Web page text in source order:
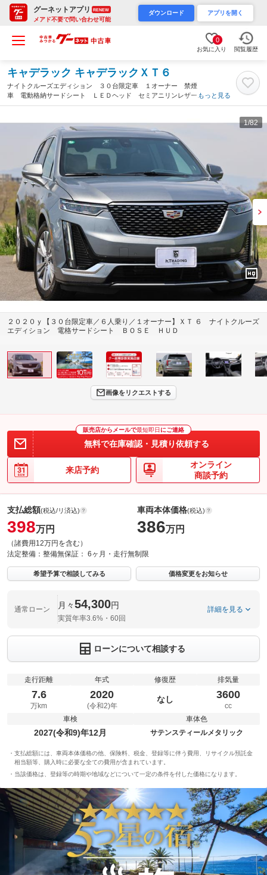
グーネットアプリ RENEW
メアド不要で問い合わせ可能
ダウンロード アプリを開く
0
お気に入り 閲覧履歴
キャデラック キャデラックＸＴ６
ナイトクルーズエディション ３０台限定車 １オーナー 禁煙
車 電動格納サードシート ＬＥＤヘッド セミアニリンレザー
ベンチレーター パノラマＳＲ ストリーミングナビ 全方位カメ
もっと見る
1/82
２０２０ｙ【３０台限定車／６人乗り／１オーナー】ＸＴ ６ ナイトクルーズ
エディション 電格サードシート ＢＯＳＥ ＨＵＤ
画像をリクエストする
販売店からメールで最短即日 にご連絡
無料で在庫確認・見積り依頼する
来店予約
オンライン
商談予約
支払総額(税込/リ済込)
398万円
（諸費用12万円を含む）
車両本体価格(税込)
386万円
法定整備： 整備無保証： 6ヶ月・走行無制限
希望予算で相談してみる 価格変更をお知らせ
通常ローン 月々54,300円
実質年率3.6%・60回
詳細を見る
ローンについて相談する
走行距離
7.6
万km
年式
2020
(令和2)年
修復歴
なし
排気量
3600
cc
車検
2027(令和9)年12月
車体色
サテンスティールメタリック
支払総額には、車両本体価格の他、保険料、税金、登録等に伴う費用、リサイクル預託金
相当額等、購入時に必要な全ての費用が含まれています。
当該価格は、登録等の時期や地域などについて一定の条件を付した価格になります。